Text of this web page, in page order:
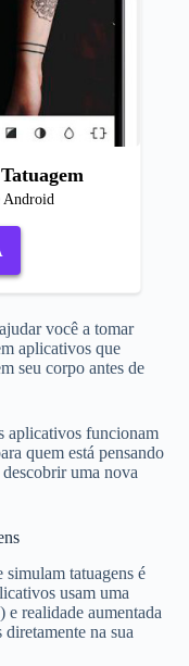
Android
você a tomar
aplicativos que
seu corpo antes de
aplicativos funcionam
quem está pensando
uma nova
tatuagens é
usam uma
realidade aumentada
na sua